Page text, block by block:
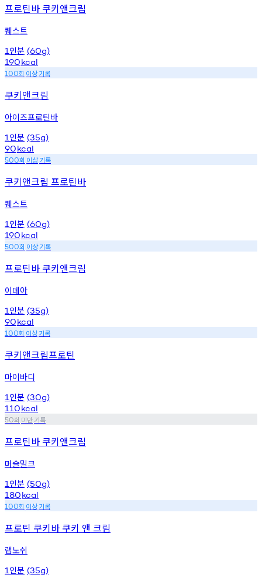
프로틴바 쿠키앤크림
퀘스트
1 인분 (60g)
190kcal
100회 이상기록
쿠키앤크림
아이즈프로틴바
1 인분 (35g)
90kcal
500회 이상기록
쿠키앤크림 프로틴바
퀘스트
1 인분 (60g)
190kcal
500회 이상기록
프로틴바 쿠키앤크림
이데아
1 인분 (35g)
90kcal
100회 이상기록
쿠키앤크림프로틴
마이바디
1 인분 (30g)
110kcal
50회 미만기록
프로틴바 쿠키앤크림
머슬밀크
1 인분 (50g)
180kcal
100회 이상기록
프로틴 쿠키바 쿠키 앤 크림
랩노쉬
1 인분 (35g)